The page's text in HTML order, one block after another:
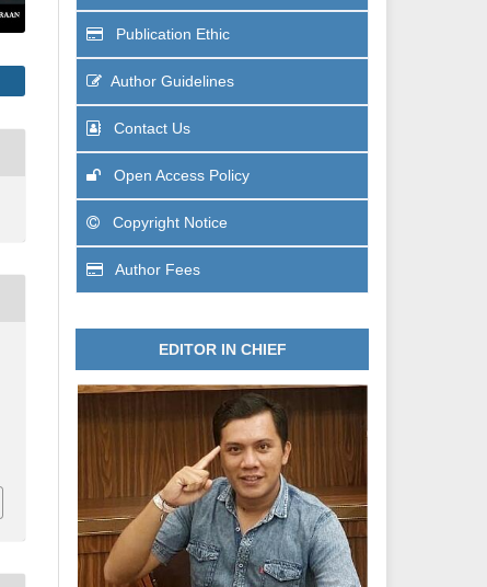
Publication Ethic
Author Guidelines
Contact Us
Open Access Policy
Copyright Notice
Author Fees
EDITOR IN CHIEF